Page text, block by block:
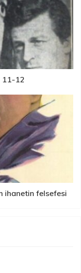
11-12
ihanetin felsefesi